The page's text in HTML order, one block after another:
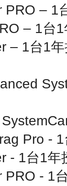
PRO – 1
– 1台
– 1台1
Pro -
- 1台1年
PRO - 1